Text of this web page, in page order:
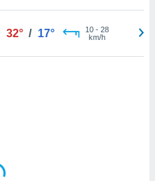
32° / 17° 10- 28
km/h